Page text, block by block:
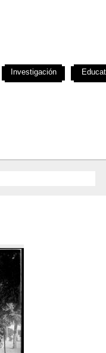
Investigación